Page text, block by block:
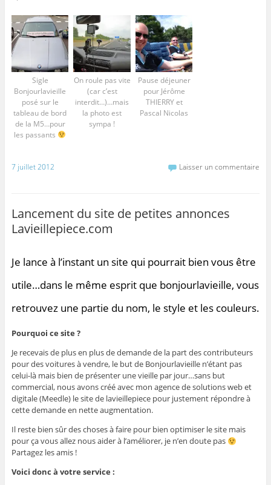
Sigle
Bonjourlavieille
posé sur le
tableau de bord
de la M5…pour
les passants
On roule pas vite
(car c’est
interdit…)…mais
la photo est
sympa !
Pause déjeuner
pour Jérôme
THIERRY et
Pascal Nicolas
7 juillet 2012 Laisser un commentaire
Lancement du site de petites annonces
Lavieillepiece.com
Je lance à l’instant un site qui pourrait bien vous être
utile…dans le même esprit que bonjourlavieille, vous
retrouvez une partie du nom, le style et les couleurs.
Pourquoi ce site ?
Je recevais de plus en plus de demande de la part des contributeurs
pour des voitures à vendre, le but de Bonjourlavieille n’étant pas
celui-là mais bien de présenter une vieille par jour…sans but
commercial, nous avons créé avec mon agence de solutions web et
digitale (Meedle) le site de lavieillepiece pour justement répondre à
cette demande en nette augmentation.
Il reste bien sûr des choses à faire pour bien optimiser le site mais
pour ça vous allez nous aider à l’améliorer, je n’en doute pas
Partagez les amis !
Voici donc à votre service :